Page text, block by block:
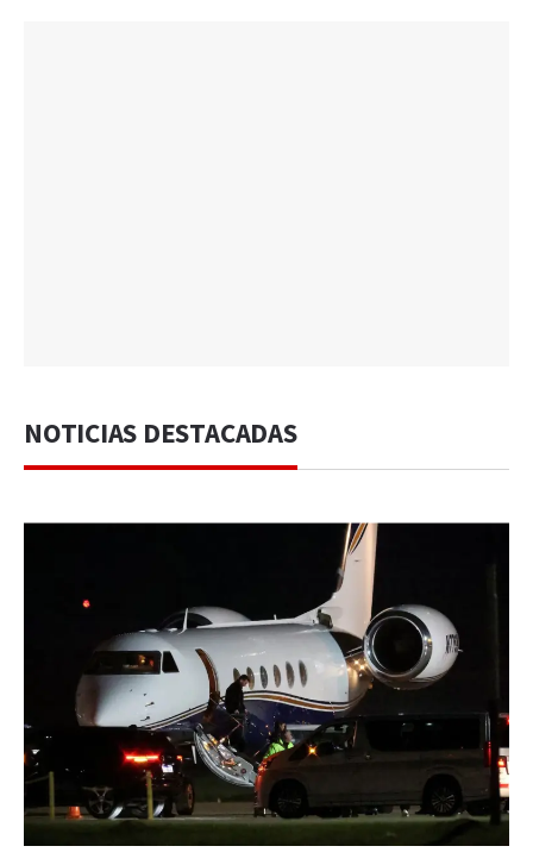
NOTICIAS DESTACADAS